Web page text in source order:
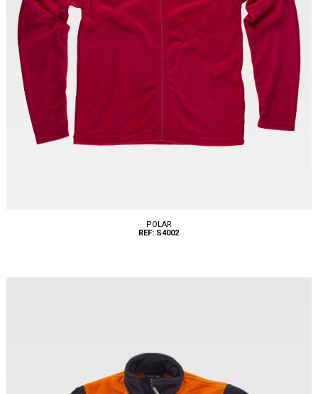
POLAR
REF: S4002